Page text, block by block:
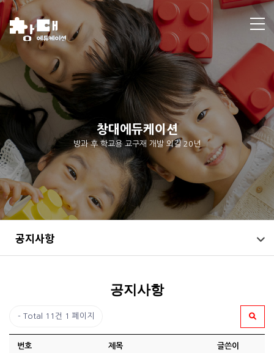
창대에듀케이션
방과 후 학교용 교구재 개발 외길 20년
공지사항
공지사항
Total 11건 1 페이지
번호 제목 글쓴이